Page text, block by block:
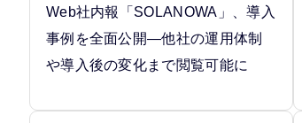
Web社内報「SOLANOWA」、導入
事例を全面公開―他社の運用体制
や導入後の変化まで閲覧可能に